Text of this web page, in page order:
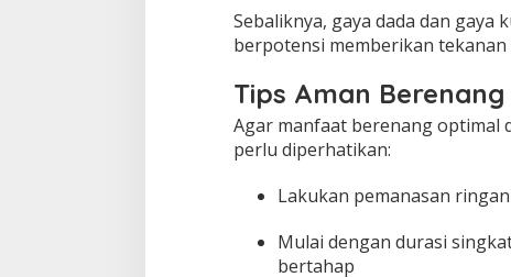
Sebaliknya, gaya dada dan
berpotensi memberikan
Tips Aman
Agar manfaat berenang optimal
perlu diperhatikan:
Lakukan pemanasan
Mulai dengan durasi
bertahap